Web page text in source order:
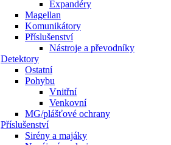
Expandéry
Magellan
Komunikátory
Příslušenství
Nástroje a převodníky
Detektory
Ostatní
Pohybu
Vnitřní
Venkovní
MG/plášťové ochrany
Příslušenství
Sirény a majáky